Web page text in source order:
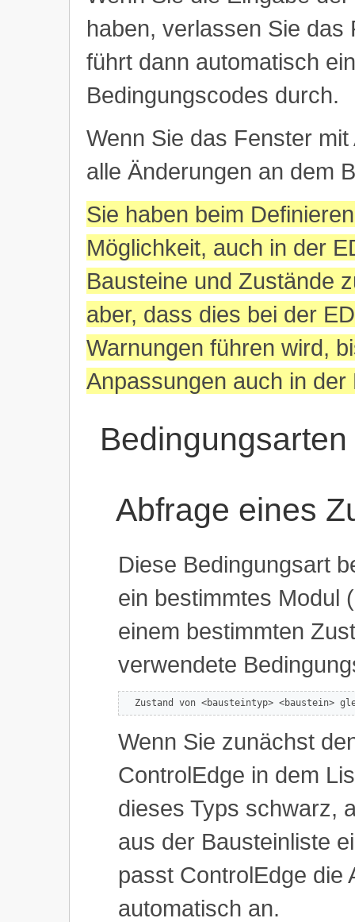
haben, verlassen Sie
führt dann automatisch
Bedingungscodes durch.
Wenn Sie das Fenster
alle Änderungen an dem
Sie haben beim
Möglichkeit, auch in der
Bausteine und Zustände
aber, dass dies bei der
Warnungen führen wird,
Anpassungen auch in
Bedingungsarten
Abfrage eines
Diese Bedingungsart
ein bestimmtes Modul
einem bestimmten
verwendete
Zustand von <bausteintyp> <baustein>
Wenn Sie zunächst
ControlEdge in dem
dieses Typs schwarz,
aus der Bausteinliste
passt ControlEdge die
automatisch an.